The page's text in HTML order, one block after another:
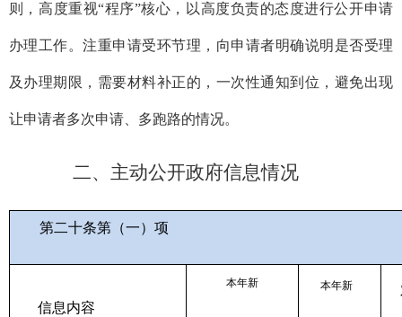
则，高度重视“程序”核心，以高度负责的态度进行公开申请
办理工作。注重申请受环节理，向申请者明确说明是否受理
及办理期限，需要材料补正的，一次性通知到位，避免出现
让申请者多次申请、多跑路的情况。
二、主动公开政府信息情况
第二十条第（一）项
信息内容
本年新 本年新